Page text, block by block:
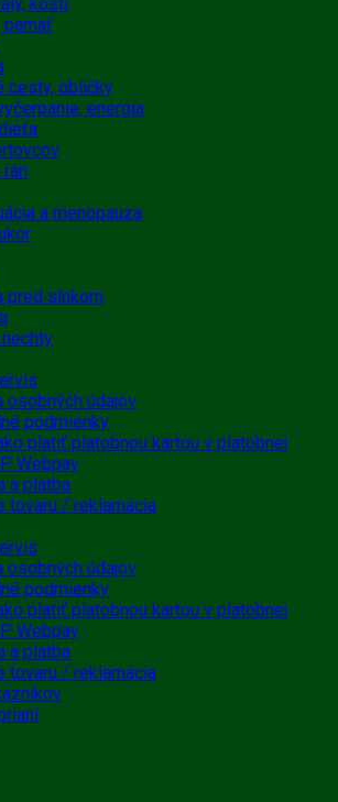
pamäť
cesty, obličky
energia
a menopauza
pred slnkom
osobných údajov
podmienky
platiť platobnou kartou v platobnej
Webpay
a platba
tovaru / reklamácia
osobných údajov
podmienky
platiť platobnou kartou v platobnej
Webpay
a platba
tovaru / reklamácia